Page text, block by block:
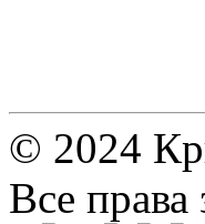
© 2024
Все